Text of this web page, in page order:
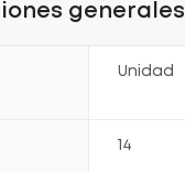
generales
Unidad
14